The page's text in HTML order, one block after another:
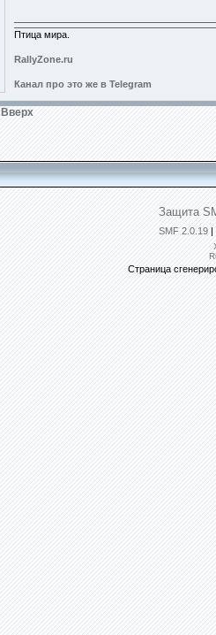
Птица мира.
RallyZone.ru
Канал про это же в Telegram
Вверх
Защита
SMF 2.0.19 |
Страница